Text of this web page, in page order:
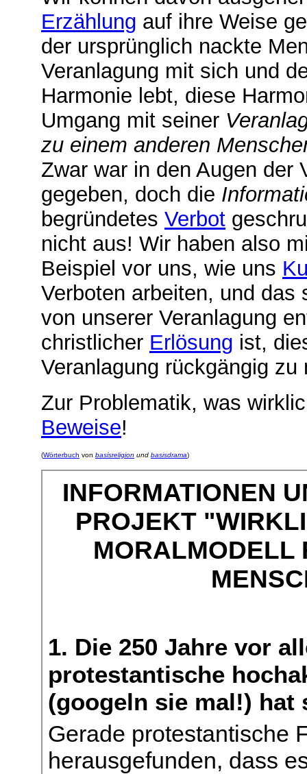
Erzählung auf ihre Weise
der ursprünglich nackte
Veranlagung mit sich und
Harmonie lebt, diese
Umgang mit seiner
zu einem anderen
Zwar war in den Augen der
gegeben, doch die
begründetes Verbot
nicht aus! Wir haben also
Beispiel vor uns, wie uns
Verboten arbeiten, und
von unserer Veranlagung
christlicher Erlösung ist,
Veranlagung rückgängig zu
Zur Problematik, was
Beweise!
(Wörterbuch von basisreligion und basisdrama)